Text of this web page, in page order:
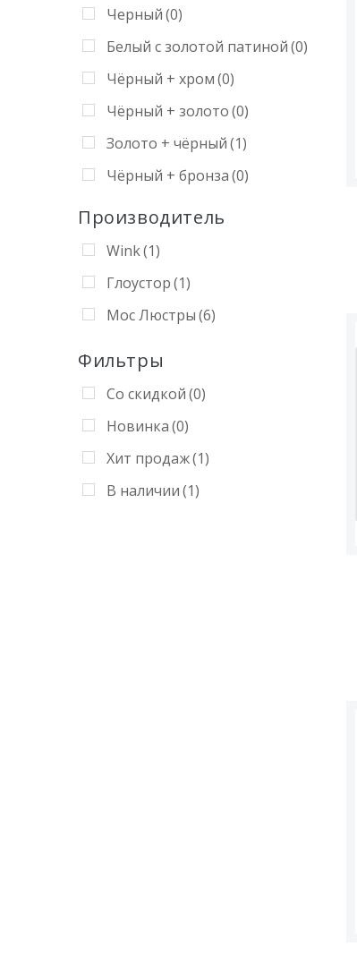
Черный(0)
Белый с золотой патиной(0)
Чёрный + хром(0)
Чёрный + золото(0)
Золото + чёрный(1)
Чёрный + бронза(0)
Производитель
Wink(1)
Глоустор(1)
Мос Люстры(6)
Фильтры
Со скидкой(0)
Новинка(0)
Хит продаж(1)
В наличии(1)